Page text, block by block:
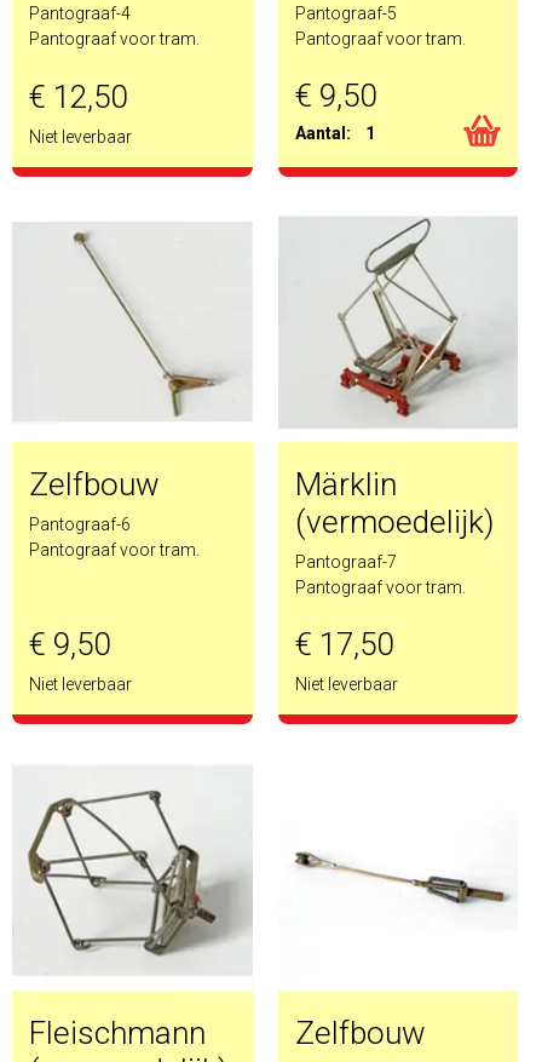
Pantograaf-4
Pantograaf voor tram.
€ 12,50
Niet leverbaar
Pantograaf-5
Pantograaf voor tram.
€ 9,50
Aantal: 1
Zelfbouw
Pantograaf-6
Pantograaf voor tram.
€ 9,50
Niet leverbaar
Märklin
(vermoedelijk)
Pantograaf-7
Pantograaf voor tram.
€ 17,50
Niet leverbaar
Fleischmann
Zelfbouw